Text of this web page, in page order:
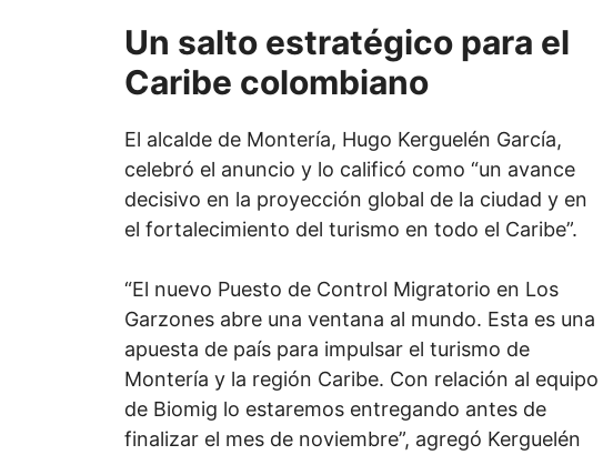
Un salto estratégico para el
Caribe colombiano
El alcalde de Montería, Hugo Kerguelén García,
celebró el anuncio y lo calificó como “un avance
decisivo en la proyección global de la ciudad y en
el fortalecimiento del turismo en todo el Caribe”.
“El nuevo Puesto de Control Migratorio en Los
Garzones abre una ventana al mundo. Esta es una
apuesta de país para impulsar el turismo de
Montería y la región Caribe. Con relación al equipo
de Biomig lo estaremos entregando antes de
finalizar el mes de noviembre”, agregó Kerguelén